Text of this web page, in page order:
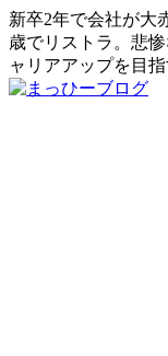
新卒2年で会社が大
歳でリストラ。悲
ャリアアップを目